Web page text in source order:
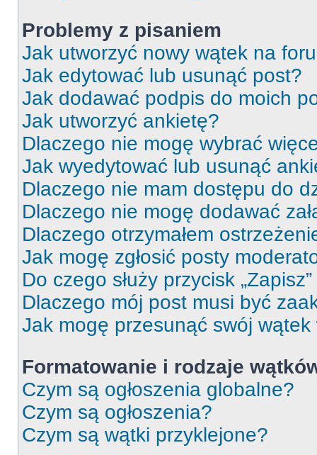
Problemy z pisaniem
Jak utworzyć nowy wątek na
Jak edytować lub usunąć post?
Jak dodawać podpis do moich
Jak utworzyć ankietę?
Dlaczego nie mogę wybrać
Jak wyedytować lub usunąć
Dlaczego nie mam dostępu do
Dlaczego nie mogę dodawać
Dlaczego otrzymałem
Jak mogę zgłosić posty
Do czego służy przycisk
Dlaczego mój post musi być
Jak mogę przesunąć swój wątek
Formatowanie i rodzaje
Czym są ogłoszenia globalne?
Czym są ogłoszenia?
Czym są wątki przyklejone?